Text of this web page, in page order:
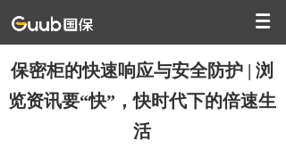
保密柜的快速响应与安全防护 | 浏
览资讯要“快”，快时代下的倍速生
活